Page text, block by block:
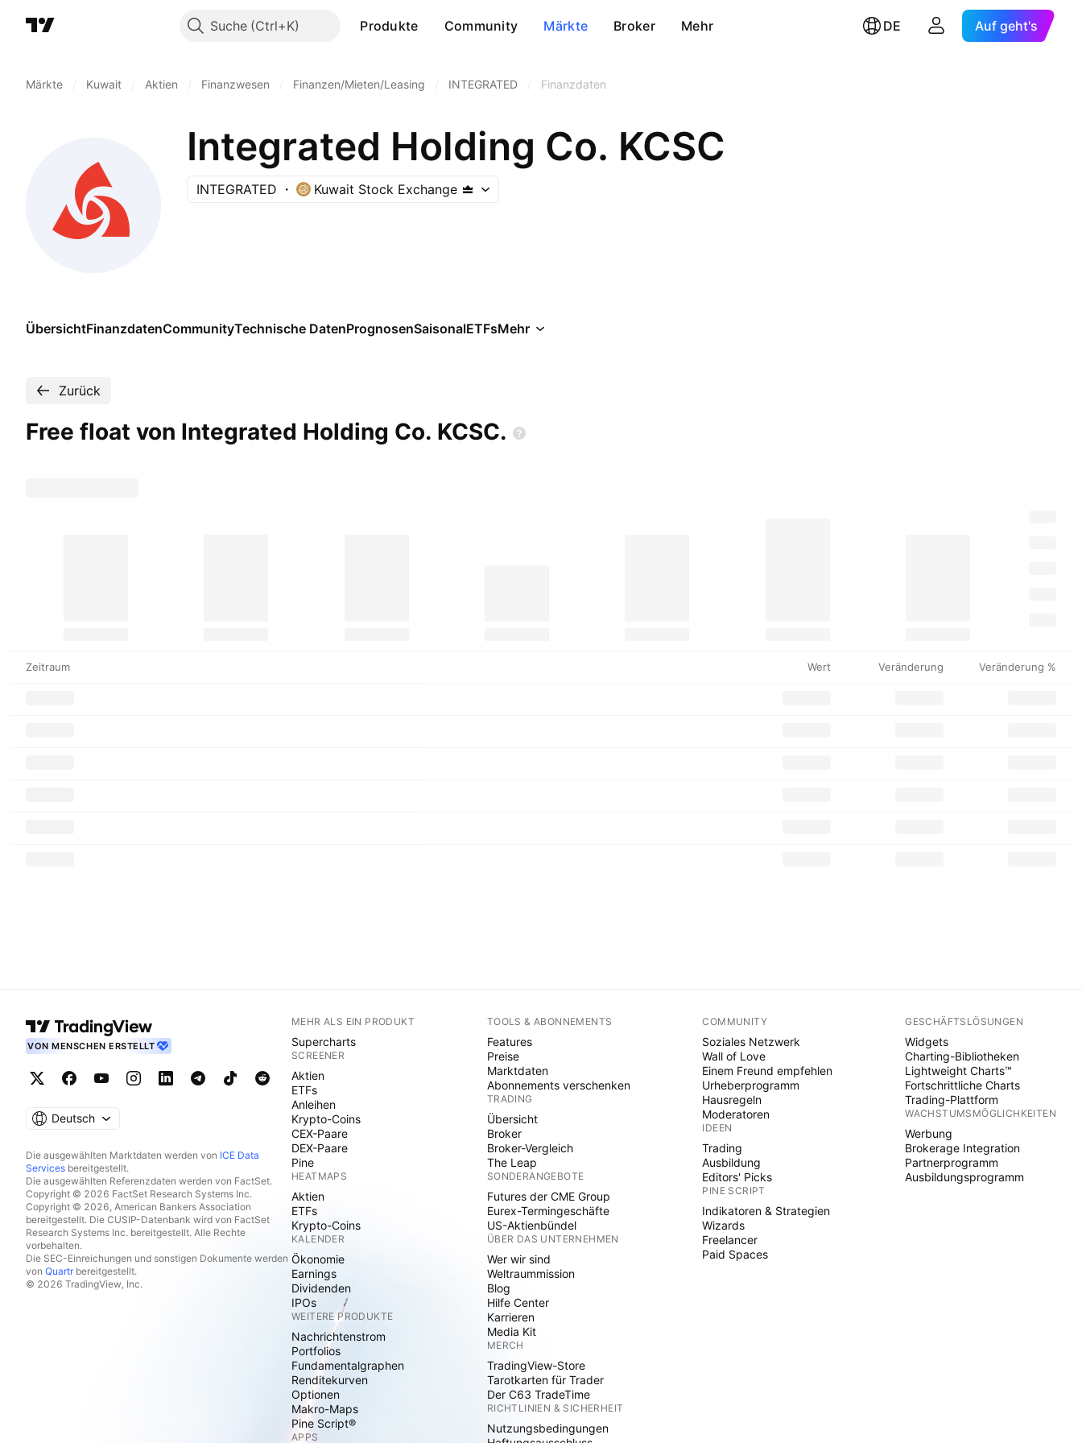
Suche Produkte Community Märkte Broker Mehr DE Auf geht's
Märkte Kuwait Aktien Finanzwesen Finanzen/Mieten/Leasing INTEGRATED Finanzdaten
Integrated Holding Co. KCSC
INTEGRATED Kuwait Stock Exchange
ÜbersichtFinanzdatenCommunityTechnische DatenPrognosenSaisonalETFsMehr
Zurück
Free float von Integrated Holding Co. KCSC.
Zeitraum Wert Veränderung Veränderung %
VON MENSCHEN ERSTELLT
Deutsch
Die ausgewählten Marktdaten werden von ICE Data
Services bereitgestellt.
Die ausgewählten Referenzdaten werden von FactSet.
Copyright © 2026 FactSet Research Systems Inc.
Copyright © 2026, American Bankers Association
bereitgestellt. Die CUSIP-Datenbank wird von FactSet
Research Systems Inc. bereitgestellt. Alle Rechte
vorbehalten.
Die SEC-Einreichungen und sonstigen Dokumente werden
von Quartrbereitgestellt.
© 2026 TradingView, Inc.
MEHR ALS EIN PRODUKT
Supercharts
SCREENER
Aktien
ETFs
Anleihen
Krypto-Coins
CEX-Paare
DEX-Paare
Pine
HEATMAPS
Aktien
ETFs
Krypto-Coins
KALENDER
Ökonomie
Earnings
Dividenden
IPOs
WEITERE PRODUKTE
Nachrichtenstrom
Portfolios
Fundamentalgraphen
Renditekurven
Optionen
Makro-Maps
Pine Script®
APPS
TOOLS & ABONNEMENTS
Features
Preise
Marktdaten
Abonnements verschenken
TRADING
Übersicht
Broker
Broker-Vergleich
The Leap
SONDERANGEBOTE
Futures der CME Group
Eurex-Termingeschäfte
US-Aktienbündel
ÜBER DAS UNTERNEHMEN
Wer wir sind
Weltraummission
Blog
Hilfe Center
Karrieren
Media Kit
MERCH
TradingView-Store
Tarotkarten für Trader
Der C63 TradeTime
RICHTLINIEN & SICHERHEIT
Nutzungsbedingungen
COMMUNITY
Soziales Netzwerk
Wall of Love
Einem Freund empfehlen
Urheberprogramm
Hausregeln
Moderatoren
IDEEN
Trading
Ausbildung
Editors' Picks
PINE SCRIPT
Indikatoren & Strategien
Wizards
Freelancer
Paid Spaces
GESCHÄFTSLÖSUNGEN
Widgets
Charting-Bibliotheken
Lightweight Charts™
Fortschrittliche Charts
Trading-Plattform
WACHSTUMSMÖGLICHKEITEN
Werbung
Brokerage Integration
Partnerprogramm
Ausbildungsprogramm